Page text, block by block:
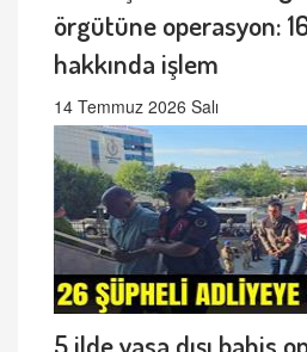
örgütüne operasyon:
hakkında işlem
14 Temmuz 2026 Salı
5 ilde yasa dışı bahis